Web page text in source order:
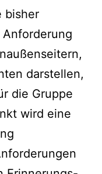
bisher
darstellen,
die Gruppe
wird eine